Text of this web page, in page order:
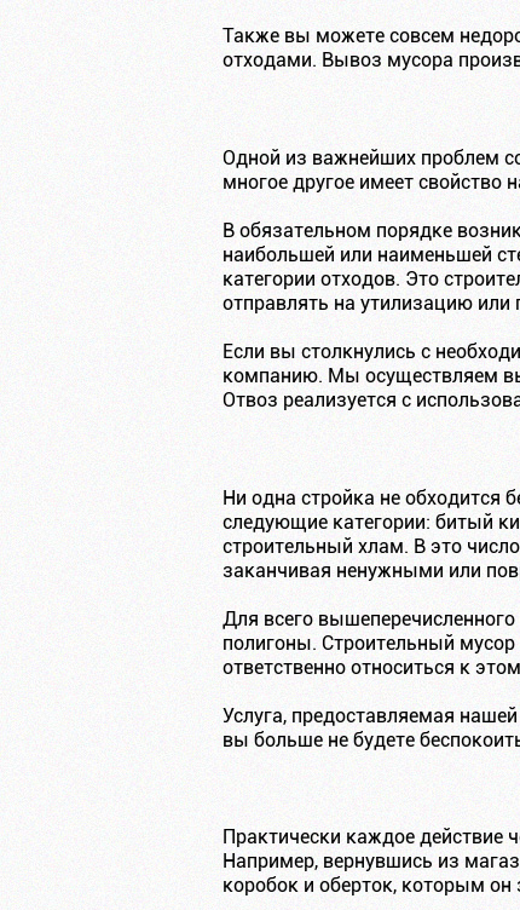
Также вы можете совсем
отходами. Вывоз мусора
Одной из важнейших проблем
многое другое имеет свойство
В обязательном порядке
наибольшей или наименьшей
категории отходов. Это
отправлять на утилизацию или
Если вы столкнулись с
компанию. Мы осуществляем
Отвоз реализуется с
Ни одна стройка не обходится
следующие категории: битый
строительный хлам. В это
заканчивая ненужными или
Для всего
полигоны. Строительный
ответственно относиться к
Услуга, предоставляемая
вы больше не будете
Практически каждое действие
Например, вернувшись из
коробок и оберток, которым